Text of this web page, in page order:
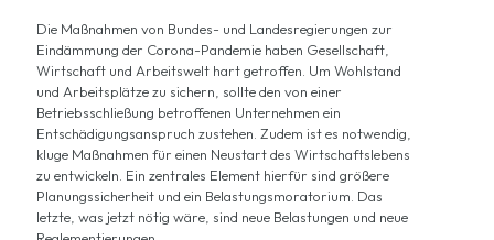
Die Maßnahmen von Bundes- und Landesregierungen zur
Eindämmung der Corona-Pandemie haben Gesellschaft,
Wirtschaft und Arbeitswelt hart getroffen. Um Wohlstand
und Arbeitsplätze zu sichern, sollte den von einer
Betriebsschließung betroffenen Unternehmen ein
Entschädigungsanspruch zustehen. Zudem ist es notwendig,
kluge Maßnahmen für einen Neustart des Wirtschaftslebens
zu entwickeln. Ein zentrales Element hierfür sind größere
Planungssicherheit und ein Belastungsmoratorium. Das
letzte, was jetzt nötig wäre, sind neue Belastungen und neue